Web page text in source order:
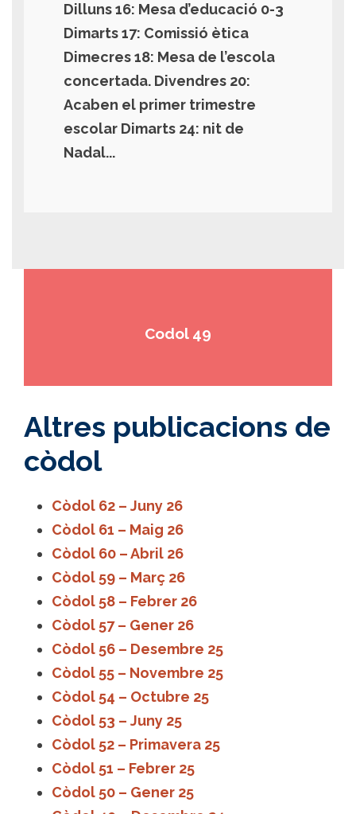
Dilluns 16: Mesa d’educació 0-3
Dimarts 17: Comissió ètica
Dimecres 18: Mesa de l’escola
concertada. Divendres 20:
Acaben el primer trimestre
escolar Dimarts 24: nit de
Nadal...
Codol 49
Altres publicacions de
còdol
Còdol 62 – Juny 26
Còdol 61 – Maig 26
Còdol 60 – Abril 26
Còdol 59 – Març 26
Còdol 58 – Febrer 26
Còdol 57 – Gener 26
Còdol 56 – Desembre 25
Còdol 55 – Novembre 25
Còdol 54 – Octubre 25
Còdol 53 – Juny 25
Còdol 52 – Primavera 25
Còdol 51 – Febrer 25
Còdol 50 – Gener 25